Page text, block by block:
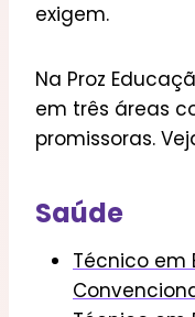
exigem.
Na Proz
em três áreas
promissoras.
Saúde
Técnico em